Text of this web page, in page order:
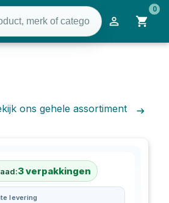
0
ons gehele assortiment
3verpakkingen
levering